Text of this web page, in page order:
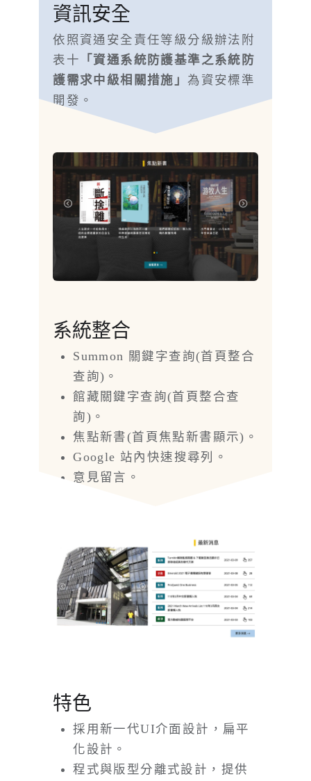
資訊安全
依照資通安全責任等級分級辦法附
表十 「資通系統防護基準之系統防
護需求中級相關措施」為資安標準
開發。
系統整合
Summon 關鍵字查詢(首頁整合
查詢)。
館藏關鍵字查詢(首頁整合查
詢)。
焦點新書(首頁焦點新書顯示)。
Google 站內快速搜尋列。
意見留言。
特色
採用新一代UI介面設計，扁平
化設計。
程式與版型分離式設計，提供